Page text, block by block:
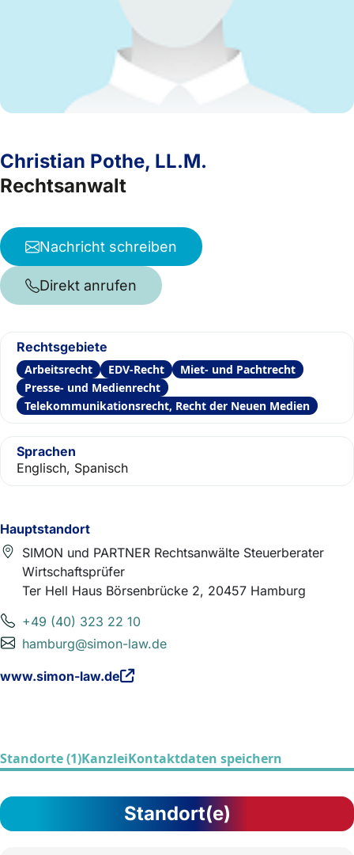
Hauptstandort
SIMON und PARTNER Rechtsanwälte Steuerberater
Wirtschaftsprüfer
Ter Hell Haus Börsenbrücke 2, 20457 Hamburg
+49 (40) 323 22 10
hamburg@simon-law.de
www.simon-law.de
Christian Pothe, LL.M.
Rechtsanwalt
Nachricht schreiben
Direkt anrufen
Rechtsgebiete
Arbeitsrecht EDV-Recht
Miet- und Pachtrecht
Presse- und Medienrecht
Telekommunikationsrecht, Recht der Neuen Medien
Sprachen
Englisch, Spanisch
Standorte (1)KanzleiKontaktdaten speichern
Standort(e)